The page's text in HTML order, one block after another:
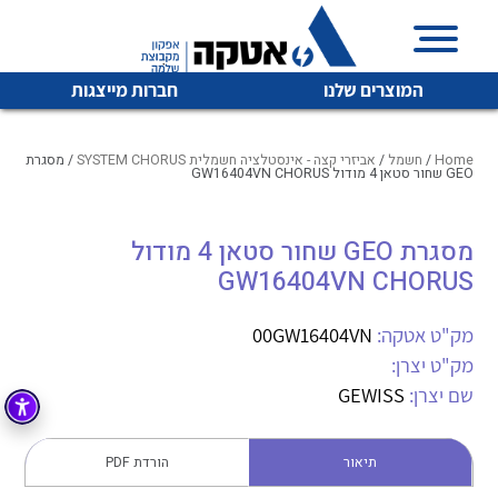
המוצרים שלנו חברות מייצגות
איכות | שרות | זמינות
אטקה בע”מ היא החברה הגדולה והמובילה בישראל בשיווק
מיתוג, בקרה , ואינסטלציה חשמלית ופעילה ב7 תחומים:
חשמל
קופסאות וארונות לחשמל, בקרה ואלקטרוניקה
לכל מוצרי היצרן לכל מוצרי היצרן
לכל מוצרי היצרן לכל מוצרי היצרן
Home
/ חשמל / אביזרי קצה - אינסטלציה חשמלית SYSTEM CHORUS / מסגרת
GEO שחור סטאן 4 מודול GW16404VN CHORUS
מסגרת GEO שחור סטאן 4 מודול
GW16404VN CHORUS
מק"ט אטקה: 00GW16404VN
מק"ט יצרן:
שם יצרן: GEWISS
תיאור הורדת PDF